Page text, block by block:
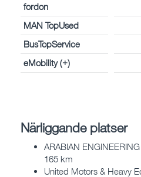
fordon
MAN TopUsed
BusTopService
eMobility (+)
Närliggande platser
ARABIAN
165 km
United Motors & Heavy